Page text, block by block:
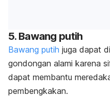
5. Bawang putih
Bawang putih juga dapat
gondongan alami karena
dapat membantu
pembengkakan.